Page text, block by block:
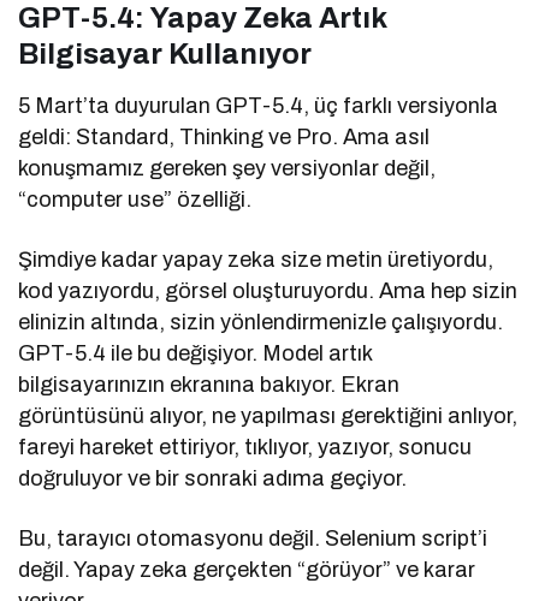
GPT-5.4: Yapay Zeka Artık
Bilgisayar Kullanıyor
5 Mart’ta duyurulan GPT-5.4, üç farklı versiyonla
geldi: Standard, Thinking ve Pro. Ama asıl
konuşmamız gereken şey versiyonlar değil,
“computer use” özelliği.
Şimdiye kadar yapay zeka size metin üretiyordu,
kod yazıyordu, görsel oluşturuyordu. Ama hep sizin
elinizin altında, sizin yönlendirmenizle çalışıyordu.
GPT-5.4 ile bu değişiyor. Model artık
bilgisayarınızın ekranına bakıyor. Ekran
görüntüsünü alıyor, ne yapılması gerektiğini anlıyor,
fareyi hareket ettiriyor, tıklıyor, yazıyor, sonucu
doğruluyor ve bir sonraki adıma geçiyor.
Bu, tarayıcı otomasyonu değil. Selenium script’i
değil. Yapay zeka gerçekten “görüyor” ve karar